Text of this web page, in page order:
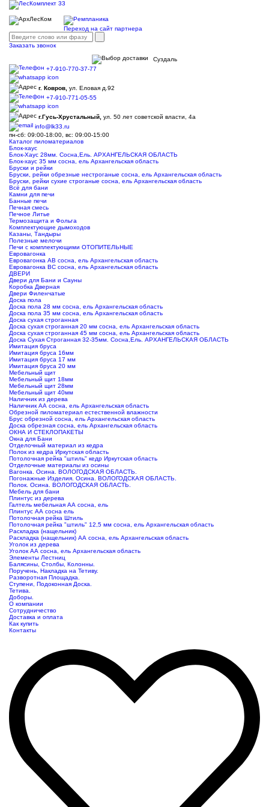
Переход на сайт партнера
Заказать звонок
Суздаль
+7-910-770-37-77
г. Ковров, ул. Еловая д.92
+7-910-771-05-55
г.Гусь-Хрустальный, ул. 50 лет советской власти, 4а
info@lk33.ru
пн-сб: 09:00-18:00, вс: 09:00-15:00
Каталог пиломатериалов
Блок-хаус
Блок-Хаус 28мм. Сосна,Ель. АРХАНГЕЛЬСКАЯ ОБЛАСТЬ
Блок-хаус 35 мм сосна, ель Архангельская область
Бруски и рейки
Бруски, рейки обрезные нестроганые сосна, ель Архангельская область
Бруски, рейки сухие строганые сосна, ель Архангельская область
Всё для бани
Камни для печи
Банные печи
Печная смесь
Печное Литье
Термозащита и Фольга
Комплектующие дымоходов
Казаны, Тандыры
Полезные мелочи
Печи с комплектующими ОТОПИТЕЛЬНЫЕ
Евровагонка
Евровагонка АВ сосна, ель Архангельская область
Евровагонка ВС сосна, ель Архангельская область
ДВЕРИ
Двери для Бани и Сауны
Коробка Дверная
Двери Филенчатые
Доска пола
Доска пола 28 мм сосна, ель Архангельская область
Доска пола 35 мм сосна, ель Архангельская область
Доска сухая строганная
Доска сухая строганная 20 мм сосна, ель Архангельская область
Доска сухая строганная 45 мм сосна, ель Архангельская область
Доска Сухая Строганная 32-35мм. Сосна,Ель. АРХАНГЕЛЬСКАЯ ОБЛАСТЬ
Имитация бруса
Имитация бруса 16мм
Имитация бруса 17 мм
Имитация бруса 20 мм
Мебельный щит
Мебельный щит 18мм
Мебельный щит 28мм
Мебельный щит 40мм
Наличник из дерева
Наличник АА сосна, ель Архангельская область
Обрезной пиломатериал естественной влажности
Брус обрезной сосна, ель Архангельская область
Доска обрезная сосна, ель Архангельская область
ОКНА И СТЕКЛОПАКЕТЫ
Окна для Бани
Отделочный материал из кедра
Полок из кедра Иркутская область
Потолочная рейка "штиль" кедр Иркутская область
Отделочные материалы из осины
Вагонка. Осина. ВОЛОГОДСКАЯ ОБЛАСТЬ.
Погонажные Изделия. Осина. ВОЛОГОДСКАЯ ОБЛАСТЬ.
Полок. Осина. ВОЛОГОДСКАЯ ОБЛАСТЬ.
Мебель для бани
Плинтус из дерева
Галтель мебельная АА сосна, ель
Плинтус АА сосна ель
Потолочная рейка Штиль
Потолочная рейка "штиль" 12,5 мм сосна, ель Архангельская область
Раскладка (нащельник)
Раскладка (нащельник) АА сосна, ель Архангельская область
Уголок из дерева
Уголок АА сосна, ель Архангельская область
Элементы Лестниц
Балясины, Столбы, Колонны.
Поручень, Накладка на Тетиву.
Разворотная Площадка.
Ступени, Подоконная Доска.
Тетива.
Доборы.
О компании
Сотрудничество
Доставка и оплата
Как купить
Контакты